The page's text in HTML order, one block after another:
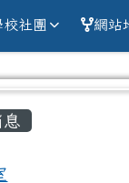
資
校社團 網站
域
息